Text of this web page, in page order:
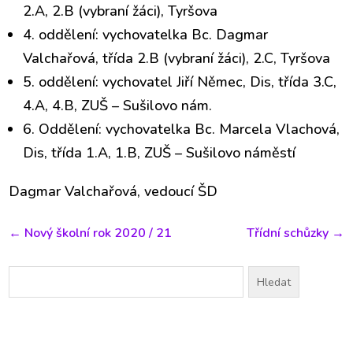
2.A, 2.B (vybraní žáci), Tyršova
4. oddělení: vychovatelka Bc. Dagmar
Valchařová, třída 2.B (vybraní žáci), 2.C, Tyršova
5. oddělení: vychovatel Jiří Němec, Dis, třída 3.C,
4.A, 4.B, ZUŠ – Sušilovo nám.
6. Oddělení: vychovatelka Bc. Marcela Vlachová,
Dis, třída 1.A, 1.B, ZUŠ – Sušilovo náměstí
Dagmar Valchařová, vedoucí ŠD
← Nový školní rok 2020 / 21 Třídní schůzky→
Vyhledávání